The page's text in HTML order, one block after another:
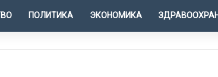
ПОЛИТИКА ЭКОНОМИКА